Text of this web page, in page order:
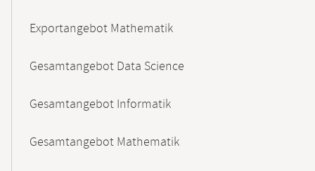
Exportangebot Mathematik
Gesamtangebot Data Science
Gesamtangebot Informatik
Gesamtangebot Mathematik